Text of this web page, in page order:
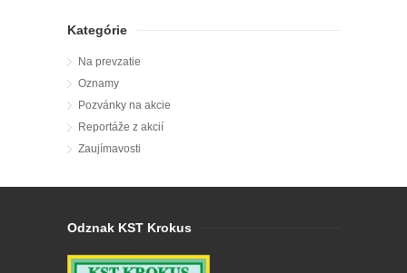
Kategórie
Na prevzatie
Oznamy
Pozvánky na akcie
Reportáže z akcií
Zaujímavosti
Odznak KST Krokus